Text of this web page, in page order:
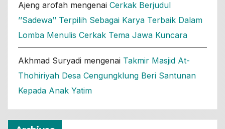
Ajeng arofah mengenai Cerkak Berjudul
’’Sadewa’’ Terpilih Sebagai Karya Terbaik Dalam
Lomba Menulis Cerkak Tema Jawa Kuncara
Akhmad Suryadi mengenai Takmir Masjid At-
Thohiriyah Desa Cengungklung Beri Santunan
Kepada Anak Yatim